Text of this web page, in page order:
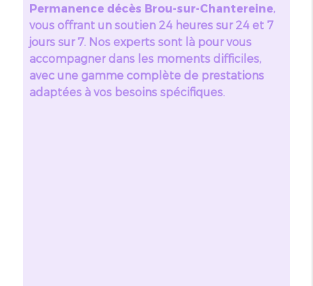
Permanence décès Brou-sur-Chantereine,
vous offrant un soutien 24 heures sur 24 et 7
jours sur 7. Nos experts sont là pour vous
accompagner dans les moments difficiles,
avec une gamme complète de prestations
adaptées à vos besoins spécifiques.